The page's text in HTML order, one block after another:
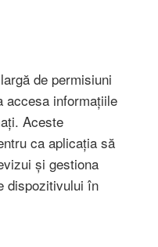
de permisiuni
accesa informațiile
Aceste
ca aplicația să
și gestiona
dispozitivului în